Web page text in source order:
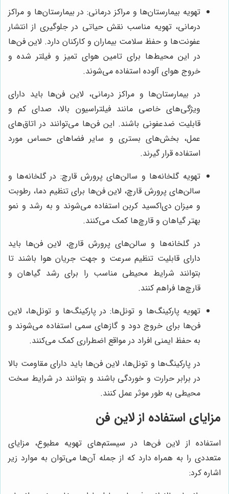
تهویه بیمارستان‌ها و مراکز درمانی: در بیمارستان‌ها و مراکز
درمانی، تهویه مناسب نقش حیاتی در جلوگیری از انتشار
عفونت‌ها و حفظ سلامت بیماران و کارکنان دارد. لاین فن‌ها
در این محیط‌ها برای تامین هوای تمیز و فیلتر شده و
خروج هوای آلوده استفاده می‌شوند.
در بیمارستان‌ها و مراکز درمانی، لاین فن‌ها باید دارای
ویژگی‌های خاصی مانند فیلتراسیون بالا، صدای کم و
قابلیت ضدعفونی باشند. این فن‌ها می‌توانند در اتاق‌های
عمل، بخش‌های بستری و سایر فضاهای حساس مورد
استفاده قرار گیرند.
تهویه گلخانه‌ها و سالن‌های پرورش قارچ: در گلخانه‌ها و
سالن‌های پرورش قارچ، لاین فن‌ها برای تنظیم دما، رطوبت
و میزان دی‌اکسید کربن استفاده می‌شوند و به رشد و نمو
بهتر گیاهان و قارچ‌ها کمک می‌کنند.
در گلخانه‌ها و سالن‌های پرورش قارچ، لاین فن‌ها باید
دارای قابلیت تنظیم سرعت و جهت جریان هوا باشند تا
بتوانند شرایط محیطی مناسب را برای رشد گیاهان و
قارچ‌ها فراهم کنند.
تهویه پارکینگ‌ها و تونل‌ها: در پارکینگ‌ها و تونل‌ها، لاین
فن‌ها برای خروج دود و گازهای سمی استفاده می‌شوند و
به حفظ ایمنی افراد در مواقع اضطراری کمک می‌کنند.
در پارکینگ‌ها و تونل‌ها، لاین فن‌ها باید دارای مقاومت بالا
در برابر حرارت و خوردگی باشند و بتوانند در شرایط سخت
محیطی به طور موثر عمل کنند.
مزایای استفاده از لاین فن
استفاده از لاین فن‌ها در سیستم‌های تهویه مطبوع، مزایای
متعددی را به همراه دارد که از جمله آن‌ها می‌توان به موارد زیر
اشاره کرد: